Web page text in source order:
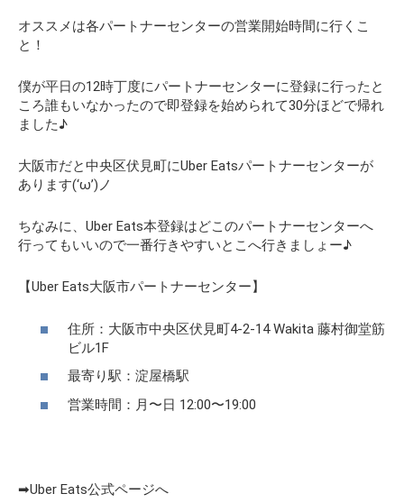
オススメは各パートナーセンターの営業開始時間に行くこ
と！
僕が平日の12時丁度にパートナーセンターに登録に行ったと
ころ誰もいなかったので即登録を始められて30分ほどで帰れ
ました♪
大阪市だと中央区伏見町にUber Eatsパートナーセンターが
あります(‘ω’)ノ
ちなみに、Uber Eats本登録はどこのパートナーセンターへ
行ってもいいので一番行きやすいとこへ行きましょー♪
【Uber Eats大阪市パートナーセンター】
住所：大阪市中央区伏見町4-2-14 Wakita 藤村御堂筋
ビル1F
最寄り駅：淀屋橋駅
営業時間：月〜日 12:00〜19:00
➡Uber Eats公式ページへ